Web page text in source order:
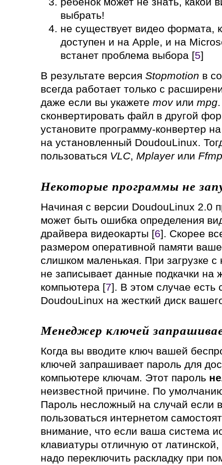
выбрать!
не существует видео формата,
доступен и на Apple, и на
встанет проблема выбора [5]
В результате версия Stopmotion в
всегда работает только с
даже если вы укажете movили mpg
сконвертировать файл в другой
установите программу-конвертер
на установленный DoudouLinux.
пользоваться VLC, Mplayerили
Некоторые программы не
Начиная с версии DoudouLinux 2.0
может быть ошибка определения
драйвера видеокарты [6]. Скорее
размером оперативной памяти
слишком маленькая. При загрузке с
не записывает данные подкачки на
компьютера [7]. В этом случае есть
DoudouLinux на жесткий диск
Менеджер ключей
Когда вы вводите ключ вашей
ключей запрашивает пароль для
компьютере ключам. Этот пароль
неизвестной причине. По
Пароль несложный на случай если
пользоваться интернетом
внимание, что если ваша система
клавиатуры отличную от
надо переключить раскладку при